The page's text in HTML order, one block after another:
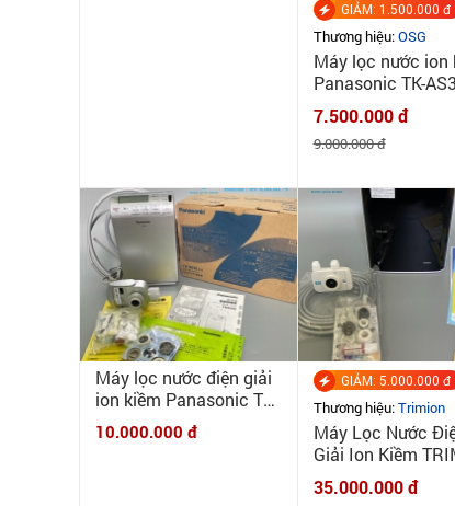
GIẢM: 1.500.000 đ
Thương hiệu:OSG
Máy lọc nước ion
Panasonic TK-
xuất T05/2023 tại
Nhật, phiên bản
cấp của TK-AS30
7.500.000 đ
9.000.000 đ
Máy lọc nước điện giải
ion kiềm Panasonic TK
8032 - Combo đầy đủ
phụ kiện bao lắp đặt -
10.000.000 đ
GIẢM: 5.000.000 đ
Thương hiệu:Trimion
Máy Lọc Nước
Giải Ion Kiềm
REFINE - NEW
35.000.000 đ